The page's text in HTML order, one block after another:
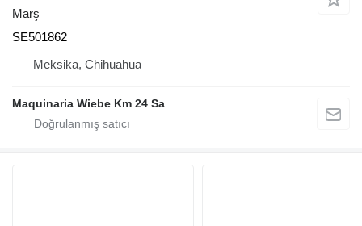
Marş
SE501862
Meksika, Chihuahua
Maquinaria Wiebe Km 24 Sa